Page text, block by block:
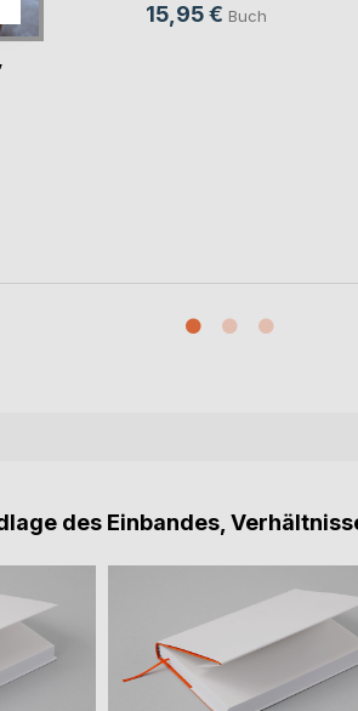
15,95 € Buch
des Einbandes,